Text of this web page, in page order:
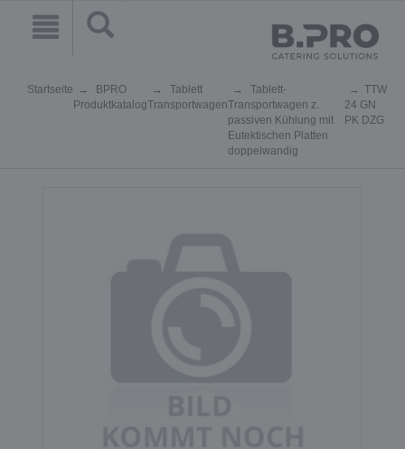
Startseite
BPRO
Produktkatalog
Tablett
Transportwagen
Tablett-
Transportwagen z.
passiven Kühlung mit
Eutektischen Platten
doppelwandig
TTW
24 GN
PK DZG